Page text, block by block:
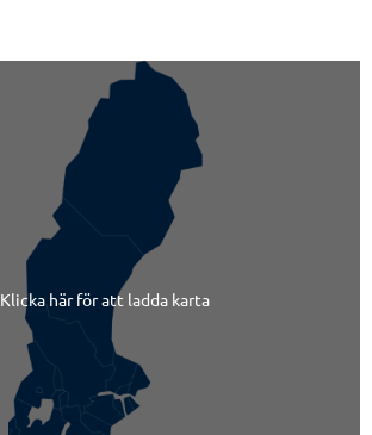
Klicka här för att ladda karta